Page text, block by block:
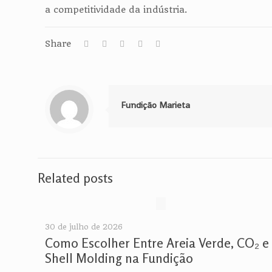
a competitividade da indústria.
Share
Fundição Marieta
Related posts
30 de julho de 2026
Como Escolher Entre Areia Verde, CO₂ e
Shell Molding na Fundição